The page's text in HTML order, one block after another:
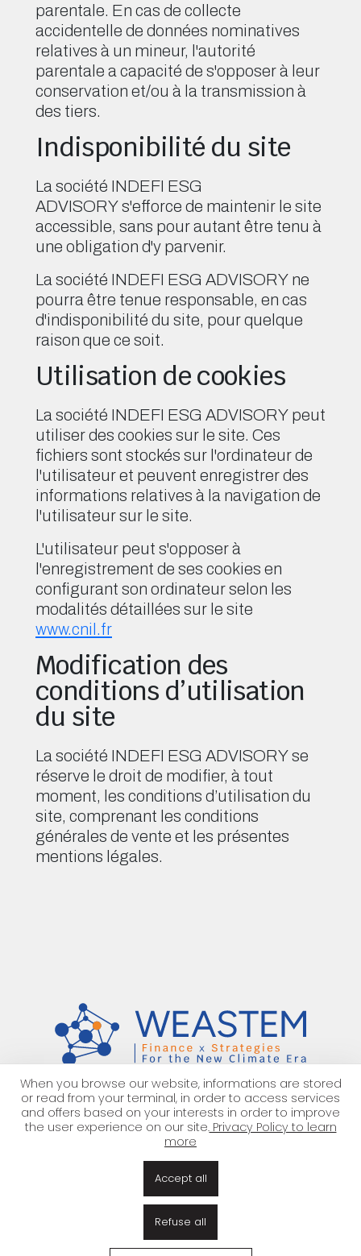
parentale. En cas de collecte
accidentelle de données nominatives
relatives à un mineur, l'autorité
parentale a capacité de s'opposer à leur
conservation et/ou à la transmission à
des tiers.
Indisponibilité du site
La société INDEFI ESG
ADVISORY s'efforce de maintenir le site
accessible, sans pour autant être tenu à
une obligation d'y parvenir.
La société INDEFI ESG ADVISORY ne
pourra être tenue responsable, en cas
d'indisponibilité du site, pour quelque
raison que ce soit.
Utilisation de cookies
La société INDEFI ESG ADVISORY peut
utiliser des cookies sur le site. Ces
fichiers sont stockés sur l'ordinateur de
l'utilisateur et peuvent enregistrer des
informations relatives à la navigation de
l'utilisateur sur le site.
L'utilisateur peut s'opposer à
l'enregistrement de ses cookies en
configurant son ordinateur selon les
modalités détaillées sur le site
www.cnil.fr
Modification des
conditions d’utilisation
du site
La société INDEFI ESG ADVISORY se
réserve le droit de modifier, à tout
moment, les conditions d’utilisation du
site, comprenant les conditions
générales de vente et les présentes
mentions légales.
Rejoignez-nous!
Notre offre
Confidentialité des donnéesGestion des cookies
When you browse our website, informations are stored
or read from your terminal, in order to access services
and offers based on your interests in order to improve
the user experience on our site.Privacy Policy to learn
more
Accept all
Refuse all